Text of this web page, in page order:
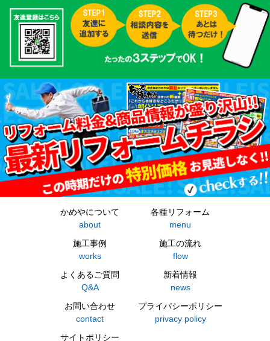
かめやについて
about
各種リフォーム
menu
施工事例
works
施工の流れ
flow
よくあるご質問
Q&A
新着情報
news
お問い合わせ
contact
プライバシーポリシー
privacy policy
サイトポリシー